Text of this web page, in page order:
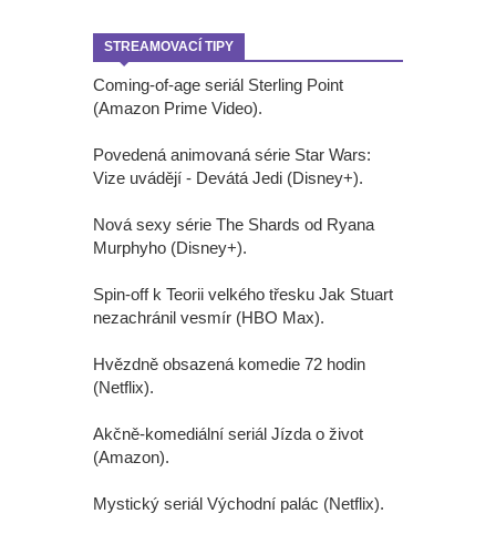
STREAMOVACÍ TIPY
Coming-of-age seriál Sterling Point
(Amazon Prime Video).
Povedená animovaná série Star Wars:
Vize uvádějí - Devátá Jedi (Disney+).
Nová sexy série The Shards od Ryana
Murphyho (Disney+).
Spin-off k Teorii velkého třesku Jak Stuart
nezachránil vesmír (HBO Max).
Hvězdně obsazená komedie 72 hodin
(Netflix).
Akčně-komediální seriál Jízda o život
(Amazon).
Mystický seriál Východní palác (Netflix).